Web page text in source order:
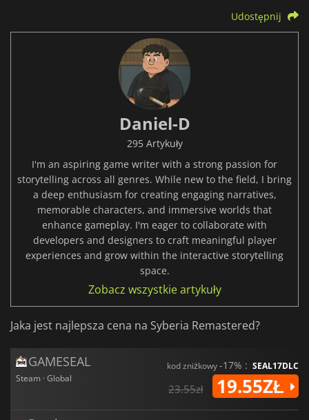
Udostępnij
Daniel-D
295 Artykuły
I'm an aspiring game writer with a strong passion for
storytelling across all genres. While new to the field, I bring
a deep enthusiasm for creating engaging narratives,
memorable characters, and immersive worlds that
enhance gameplay. I'm eager to collaborate with
developers and designers to craft meaningful player
experiences and grow within the interactive storytelling
space.
Zobacz wszystkie artykuły
Jaka jest najlepsza cena na Syberia Remastered?
GAMESEAL
Steam · Global
kod zniżkowy-17% : SEAL17DLC
23.55zł 19.55ZŁ